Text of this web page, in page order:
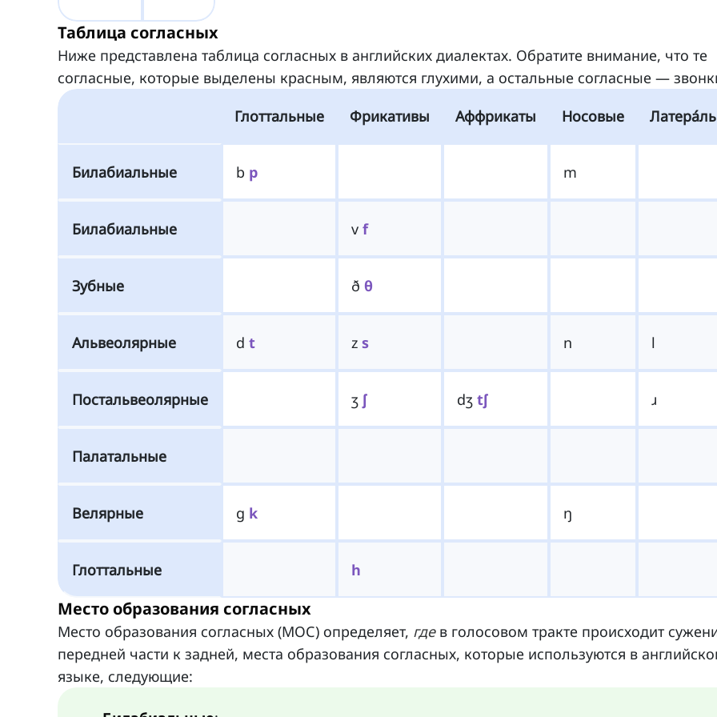
Таблица согласных
Ниже представлена таблица согласных в английских диалектах. Обратите внимание, что те
согласные, которые выделены красным, являются глухими, а остальные согласные —
Глоттальные
Фрикативы Аффрикаты Носовые
Билабиальные b p m
Билабиальные v f
Зубные ð θ
Альвеолярные d t z s n l
Постальвеолярные ʒ ʃ dʒ tʃ ɹ
Палатальные
Велярные g k ŋ
Глоттальные h
Место образования согласных
Место образования согласных (МОС) определяет, гдев голосовом тракте происходит
передней части к задней, места образования согласных, которые используются в
языке, следующие: